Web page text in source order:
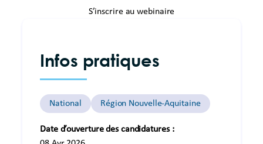
S’inscrire au webinaire
Infos pratiques
National Région Nouvelle-Aquitaine
Date d’ouverture des candidatures :